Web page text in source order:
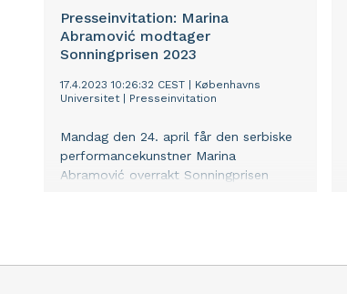
Presseinvitation: Marina
Abramović modtager
Sonningprisen 2023
17.4.2023 10:26:32 CEST
Københavns
Universitet| Presseinvitation
Mandag den 24. april får den serbiske
performancekunstner Marina
Abramović overrakt Sonningprisen